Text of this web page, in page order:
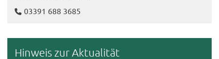
03391 688 3685
Hin­weis zur Ak­tua­li­tät